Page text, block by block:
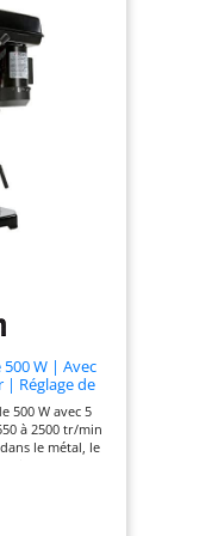
W | Avec
| Réglage de
| 5 Vitesses
1,5-13 mm
500 W avec 5
à 2500 tr/min
le métal, le
possible dans